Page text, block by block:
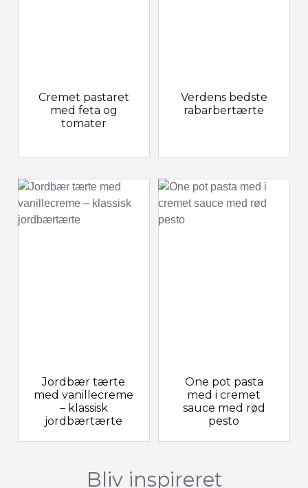
Cremet pastaret
med feta og
tomater
Jordbær tærte
med vanillecreme
– klassisk
jordbærtærte
Verdens bedste
rabarbertærte
One pot pasta
med i cremet
sauce med rød
pesto
Bliv inspireret